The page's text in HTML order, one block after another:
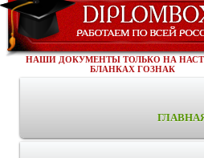
НАШИ ДОКУМЕНТЫ ТОЛЬКО НА
БЛАНКАХ ГОЗНАК